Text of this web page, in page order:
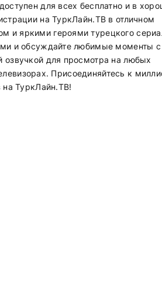
для всех бесплатно и в
на ТуркЛайн.ТВ в отличном
и яркими героями турецкого
и обсуждайте любимые моменты с
для просмотра на любых
Присоединяйтесь к
на ТуркЛайн.ТВ!